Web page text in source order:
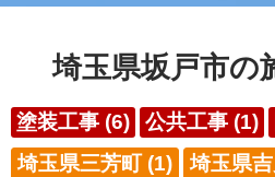
埼玉県坂戸市の
塗装工事 (6) 公共工事 (1)
埼玉県三芳町 (1)
埼玉県